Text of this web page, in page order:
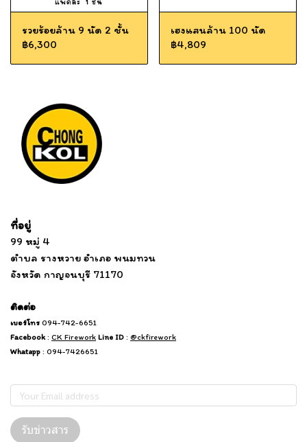
รวยร้อยล้าน 9 นัด 2 ชั้น
฿6,300
เฮงแสนล้าน 100 นัด
฿4,809
ที่อยู่
99 หมู่ 4
ตำบล รางหวาย อำเภอ พนมทวน
จังหวัด กาญจนบุรี 71170
ติดต่อ
เบอร์โทร 094-742-6651
Facebook: CK Firework Line ID : @ckfirework
Whatapp : 094-7426651
รับข่าวสาร